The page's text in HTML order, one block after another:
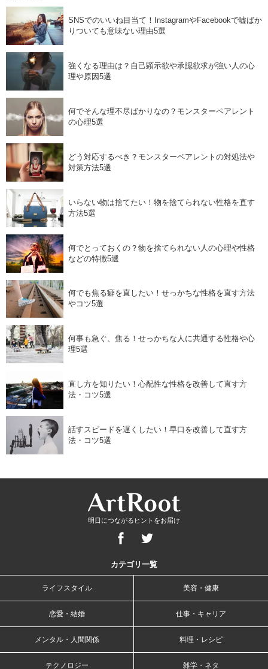
SNSでのいいね目当て！InstagramやFacebookで嘘ばか
りついても意味ない理由5選
強くなる理由は？自己顕示欲や承認欲求が強い人の心
理や原因5選
何でそんな理不尽ばかりなの？モンスターペアレント
の心理5選
どう対応するべき？モンスターペアレントの対処法や
対策方法5選
いらない物は捨てたい！物を捨てられない性格を直す
方法5選
何でとっておくの？物を捨てられない人の心理や性格
などの特徴5選
何でも焦る癖を直したい！せっかちな性格を直す方法
やコツ5選
何事も急ぐ、焦る！せっかちな人に共通する性格や心
理5選
直し方を知りたい！心配性な性格を改善して直す方
法・コツ5選
話すスピードを遅くしたい！早口を改善して直す方
法・コツ5選
明日につながるヒントをお届け
カテゴリ一覧
ライフスタイル 美容・健康
恋愛・結婚 仕事・キャリア
メンタル・人間関係 料理・レシピ
テクノロジー 雑学・ネタ